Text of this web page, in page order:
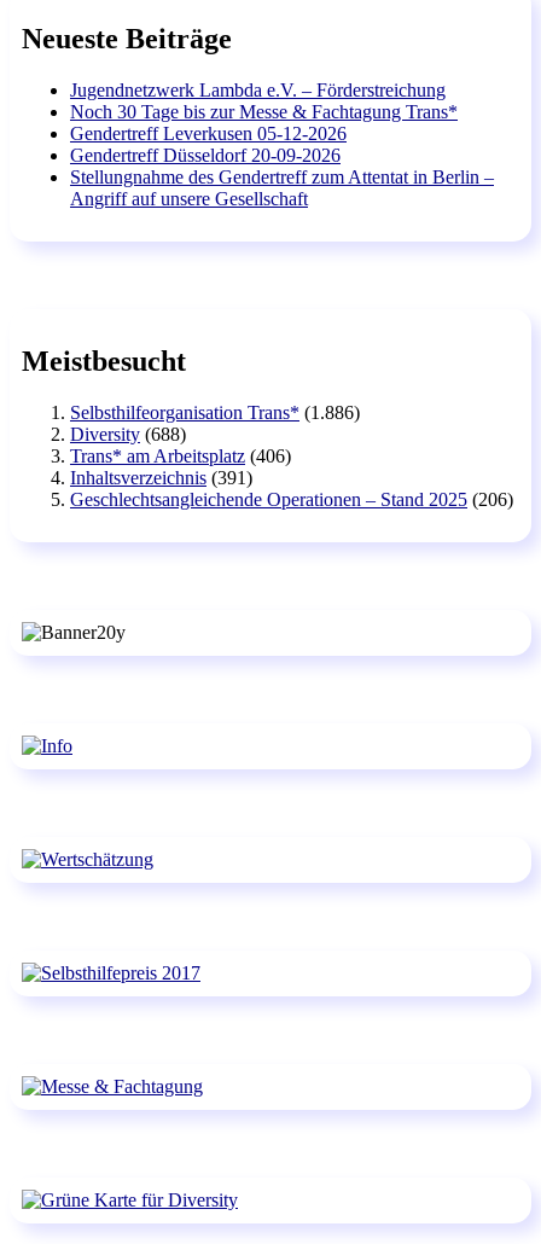
Neueste Beiträge
Jugendnetzwerk Lambda e.V. – Förderstreichung
Noch 30 Tage bis zur Messe & Fachtagung Trans*
Gendertreff Leverkusen 05-12-2026
Gendertreff Düsseldorf 20-09-2026
Stellungnahme des Gendertreff zum Attentat in Berlin –
Angriff auf unsere Gesellschaft
Meistbesucht
Selbsthilfeorganisation Trans* (1.886)
Diversity (688)
Trans* am Arbeitsplatz (406)
Inhaltsverzeichnis (391)
Geschlechtsangleichende Operationen – Stand 2025 (206)